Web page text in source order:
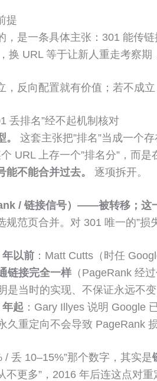
提
，是一条具体主张：301 能传
换 URL 等于让新人重走考察期
，反向配置就有价值；若不成
丢排名”经不起机制核对
这套主张把”排名”当成一个
URL 上存一个”排名分”，而
能不能合并过去。
逐项拆开。
/ 链接信号）——被转移；这
规范页合并。对 301 唯一的”损
以前 ：Matt Cutts（时任
链接完全一样（PageRank 经
是当时的实现、不保证永远不变
起 ：Gary Illyes 说明 Google
久重定向不会导致 PageRank
/ 丢 10–15%”那个数字，其实是
不更多”，2016 年后连这点对重